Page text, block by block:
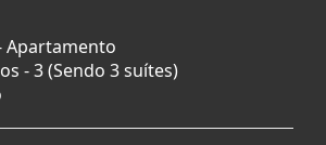
Apartamento
- 3 (Sendo 3 suítes)